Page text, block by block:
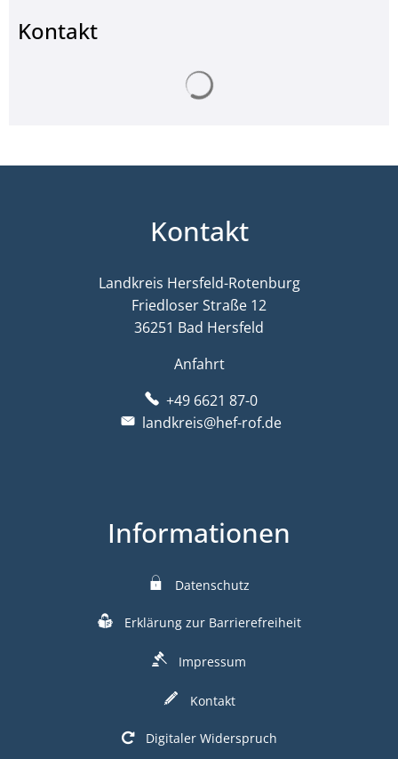
Kontakt
Kontakt
Landkreis Hersfeld-Rotenburg
Friedloser Straße 12
36251 Bad Hersfeld
Anfahrt
+49 6621 87-0
landkreis@hef-rof.de
Informationen
Datenschutz
Erklärung zur Barrierefreiheit
Impressum
Kontakt
Digitaler Widerspruch